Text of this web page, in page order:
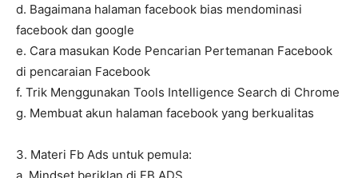
d. Bagaimana halaman facebook bias mendominasi
facebook dan google
e. Cara masukan Kode Pencarian Pertemanan Facebook
di pencaraian Facebook
f. Trik Menggunakan Tools Intelligence Search di Chrome
g. Membuat akun halaman facebook yang berkualitas
3. Materi Fb Ads untuk pemula: